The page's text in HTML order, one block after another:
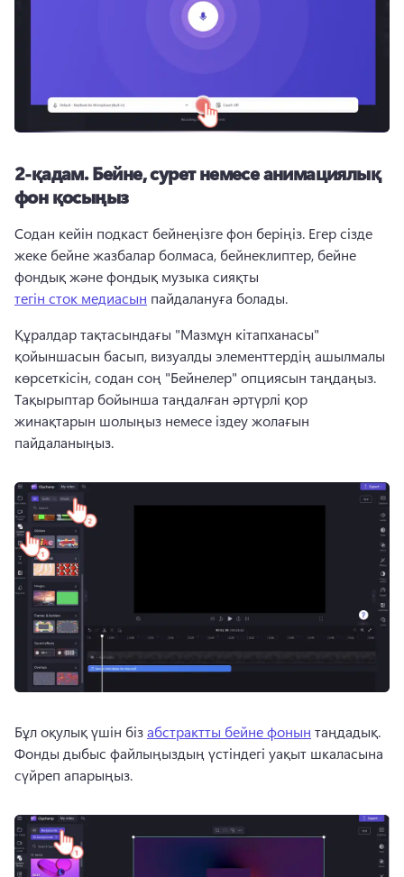
2-қадам.Бейне, сурет немесе анимациялық
фон қосыңыз
Содан кейін подкаст бейнеңізге фон беріңіз. Егер сізде
жеке бейне жазбалар болмаса, бейнеклиптер, бейне
фондық және фондық музыка сияқты
тегін сток медиасын пайдалануға болады.
Құралдар тақтасындағы "Мазмұн кітапханасы"
қойыншасын басып, визуалды элементтердің ашылмалы
Тақырыптар бойынша таңдалған әртүрлі қор
жинақтарын шолыңыз немесе іздеу жолағын
пайдаланыңыз.
Бұл оқулық үшін біз абстрактты бейне фонын
Фонды дыбыс файлыңыздың үстіндегі уақыт шкаласына
сүйреп апарыңыз.